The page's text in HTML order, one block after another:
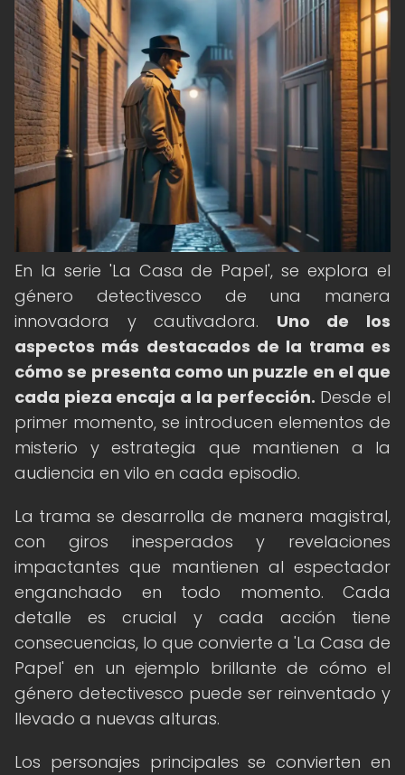
En la serie 'La Casa de Papel', se explora el
género detectivesco de una manera
innovadora y cautivadora. Uno de los
aspectos más destacados de la trama es
cómo se presenta como un puzzle en el que
cada pieza encaja a la perfección. Desde el
primer momento, se introducen elementos de
misterio y estrategia que mantienen a la
audiencia en vilo en cada episodio.
La trama se desarrolla de manera magistral,
con giros inesperados y revelaciones
impactantes que mantienen al espectador
enganchado en todo momento. Cada
detalle es crucial y cada acción tiene
consecuencias, lo que convierte a 'La Casa de
Papel' en un ejemplo brillante de cómo el
género detectivesco puede ser reinventado y
llevado a nuevas alturas.
Los personajes principales se convierten en